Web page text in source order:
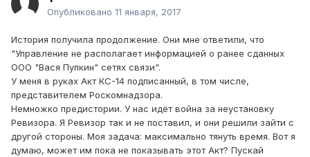
Опубликовано 11 января, 2017
История получила продолжение. Они мне ответили, что
"Управление не располагает информацией о ранее сданных
ООО "Вася Пупкин" сетях связи".
У меня в руках Акт КС-14 подписанный, в том числе,
представителем Роскомнадзора.
Немножко предистории. У нас идёт война за неустановку
Ревизора. Я Ревизор так и не поставил, и они решили зайти с
другой стороны. Моя задача: максимально тянуть время. Вот я
думаю, может им пока не показывать этот Акт? Пускай